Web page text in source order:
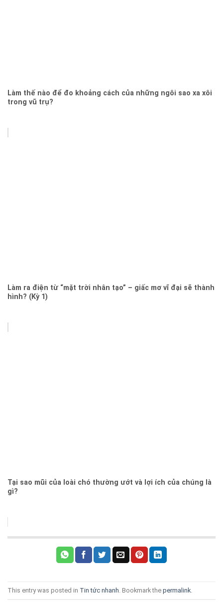
Làm thế nào để đo khoảng cách của những ngôi sao xa xôi
trong vũ trụ?
Làm ra điện từ “mặt trời nhân tạo” – giấc mơ vĩ đại sẽ thành
hình? (Kỳ 1)
Tại sao mũi của loài chó thường ướt và lợi ích của chúng là
gì?
This entry was posted in Tin tức nhanh . Bookmark the permalink